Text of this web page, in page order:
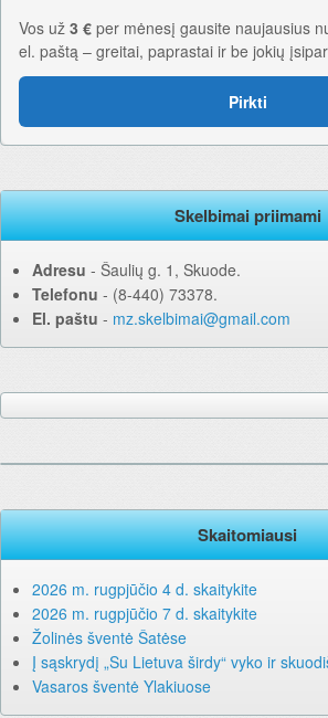
Vos už 3 € per mėnesį gausite naujausius
el. paštą – greitai, paprastai ir be jokių
Pirkti
Skelbimai priimami
Adresu ‐ Šaulių g. 1, Skuode.
Telefonu ‐ (8-440) 73378.
El. paštu ‐ mz.skelbimai@gmail.com
Skaitomiausi
2026 m. rugpjūčio 4 d. skaitykite
2026 m. rugpjūčio 7 d. skaitykite
Žolinės šventė Šatėse
Į sąskrydį „Su Lietuva širdy“ vyko ir
Vasaros šventė Ylakiuose